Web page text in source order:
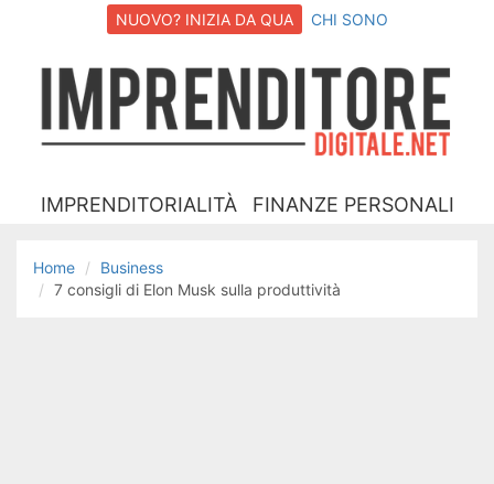
NUOVO? INIZIA DA QUA CHI SONO
IMPRENDITORIALITÀ FINANZE PERSONALI
Home
Business
7 consigli di Elon Musk sulla produttività